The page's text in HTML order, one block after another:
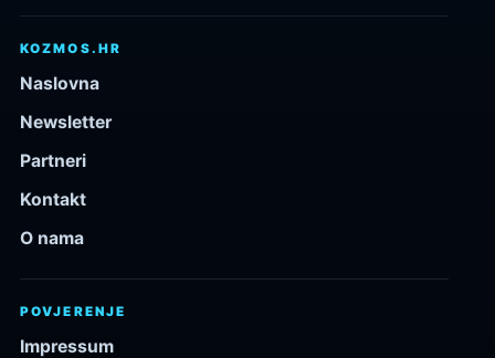
KOZMOS.HR
Naslovna
Newsletter
Partneri
Kontakt
O nama
POVJERENJE
Impressum